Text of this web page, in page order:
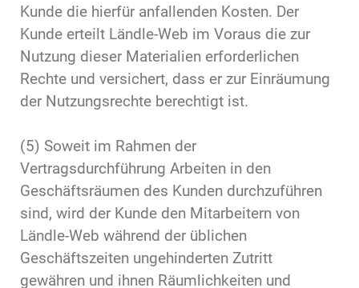
Kunde die hierfür anfallenden Kosten. Der
Kunde erteilt Ländle-Web im Voraus die zur
Nutzung dieser Materialien erforderlichen
Rechte und versichert, dass er zur Einräumung
der Nutzungsrechte berechtigt ist.
(5) Soweit im Rahmen der
Vertragsdurchführung Arbeiten in den
Geschäftsräumen des Kunden durchzuführen
sind, wird der Kunde den Mitarbeitern von
Ländle-Web während der üblichen
Geschäftszeiten ungehinderten Zutritt
gewähren und ihnen Räumlichkeiten und